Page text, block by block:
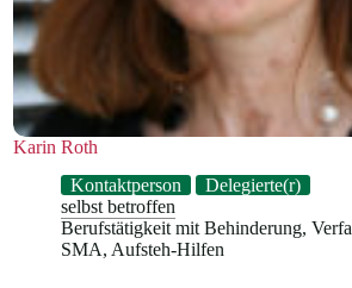
Karin Roth
Kontaktperson
Delegierte(r)
selbst betroffen
Berufstätigkeit mit Behinderung,
SMA, Aufsteh-Hilfen